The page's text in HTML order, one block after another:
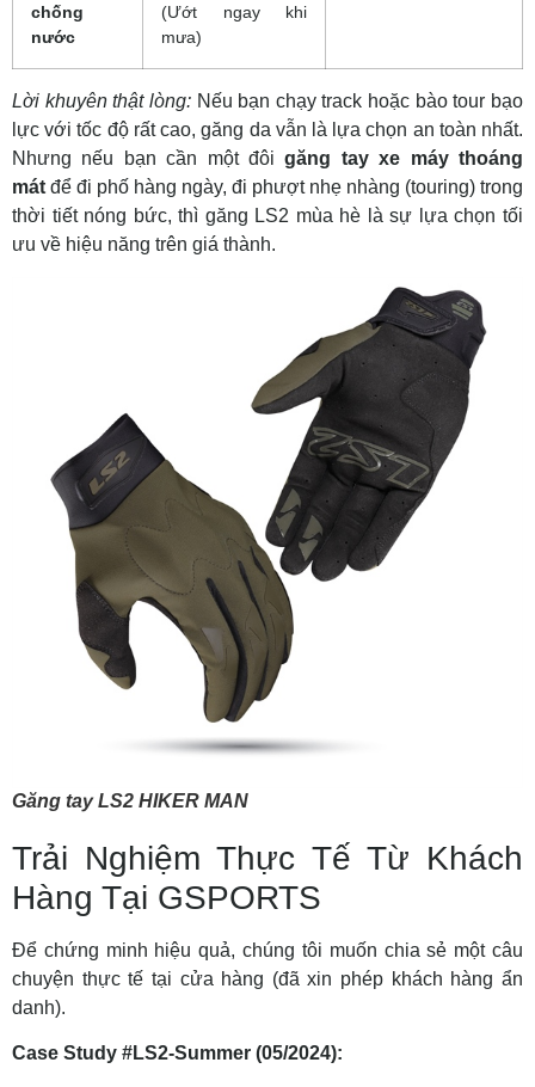
chống
nước
(Ướt ngay khi
mưa)
Lời khuyên thật lòng:Nếu bạn chạy track hoặc bào tour bạo
lực với tốc độ rất cao, găng da vẫn là lựa chọn an toàn nhất.
Nhưng nếu bạn cần một đôigăng tay xe máy thoáng
mát để đi phố hàng ngày, đi phượt nhẹ nhàng (touring) trong
thời tiết nóng bức, thì găng LS2 mùa hè là sự lựa chọn tối
ưu về hiệu năng trên giá thành.
Găng tay LS2 HIKER MAN
Trải Nghiệm Thực Tế Từ Khách
Hàng Tại GSPORTS
Để chứng minh hiệu quả, chúng tôi muốn chia sẻ một câu
chuyện thực tế tại cửa hàng (đã xin phép khách hàng ẩn
danh).
Case Study #LS2-Summer (05/2024):